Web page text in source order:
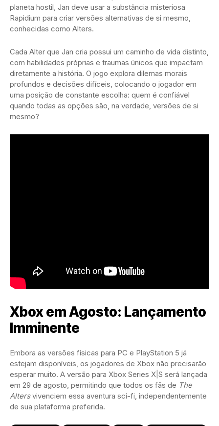
planeta hostil, Jan deve usar a substância misteriosa
Rapidium para criar versões alternativas de si mesmo,
conhecidas como Alters.
Cada Alter que Jan cria possui um caminho de vida distinto,
com habilidades próprias e traumas únicos que impactam
diretamente a história. O jogo explora dilemas morais
profundos e decisões difíceis, colocando o jogador em
uma posição de constante escolha: quem é confiável
quando todas as opções são, na verdade, versões de si
mesmo?
Xbox em Agosto: Lançamento
Imminente
Embora as versões físicas para PC e PlayStation 5 já
estejam disponíveis, os jogadores de Xbox não precisarão
esperar muito. A versão para Xbox Series X|S será lançada
em 29 de agosto, permitindo que todos os fãs de The
Altersvivenciem essa aventura sci-fi, independentemente
de sua plataforma preferida.